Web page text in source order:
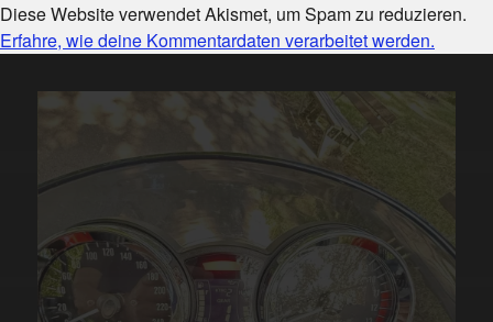
Diese Website verwendet Akismet, um Spam zu reduzieren.
Erfahre, wie deine Kommentardaten verarbeitet werden.